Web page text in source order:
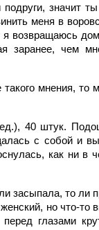
значит
меня в
я возвращаюсь
заранее, чем
мнения, то
40 штук.
с собой и
как ни в
засыпала, то ли
но что-то
глазами